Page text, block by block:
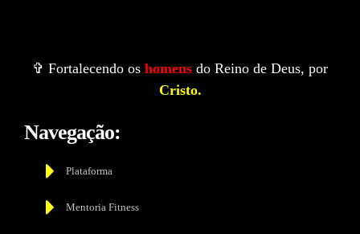
✞ Fortalecendo os homens do Reino de Deus, por
Cristo.
Navegação:
Plataforma
Mentoria Fitness